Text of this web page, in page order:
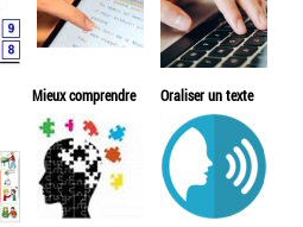
Mieux comprendre Oraliser un texte